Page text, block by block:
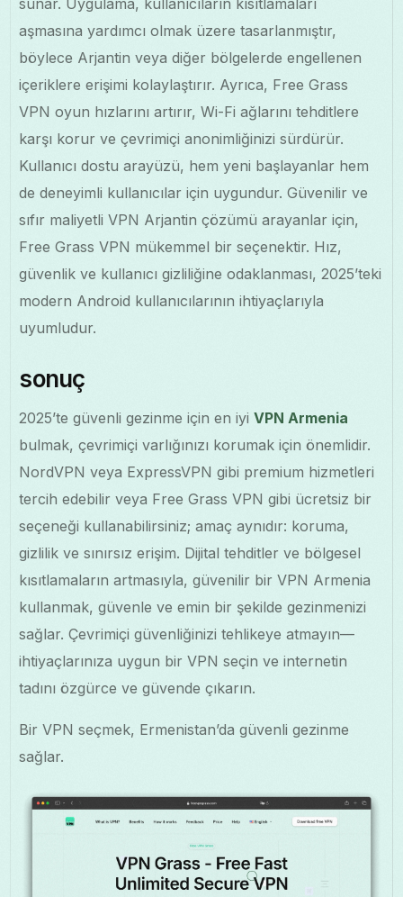
sunar. Uygulama, kullanıcıların kısıtlamaları
aşmasına yardımcı olmak üzere tasarlanmıştır,
böylece Arjantin veya diğer bölgelerde engellenen
içeriklere erişimi kolaylaştırır. Ayrıca, Free Grass
VPN oyun hızlarını artırır, Wi-Fi ağlarını tehditlere
karşı korur ve çevrimiçi anonimliğinizi sürdürür.
Kullanıcı dostu arayüzü, hem yeni başlayanlar hem
de deneyimli kullanıcılar için uygundur. Güvenilir ve
sıfır maliyetli VPN Arjantin çözümü arayanlar için,
Free Grass VPN mükemmel bir seçenektir. Hız,
güvenlik ve kullanıcı gizliliğine odaklanması, 2025’teki
modern Android kullanıcılarının ihtiyaçlarıyla
uyumludur.
sonuç
2025’te güvenli gezinme için en iyiVPN Armenia
bulmak, çevrimiçi varlığınızı korumak için önemlidir.
NordVPN veya ExpressVPN gibi premium hizmetleri
tercih edebilir veya Free Grass VPN gibi ücretsiz bir
seçeneği kullanabilirsiniz; amaç aynıdır: koruma,
gizlilik ve sınırsız erişim. Dijital tehditler ve bölgesel
kısıtlamaların artmasıyla, güvenilir bir VPN Armenia
kullanmak, güvenle ve emin bir şekilde gezinmenizi
sağlar. Çevrimiçi güvenliğinizi tehlikeye atmayın—
ihtiyaçlarınıza uygun bir VPN seçin ve internetin
tadını özgürce ve güvende çıkarın.
Bir VPN seçmek, Ermenistan’da güvenli gezinme
sağlar.